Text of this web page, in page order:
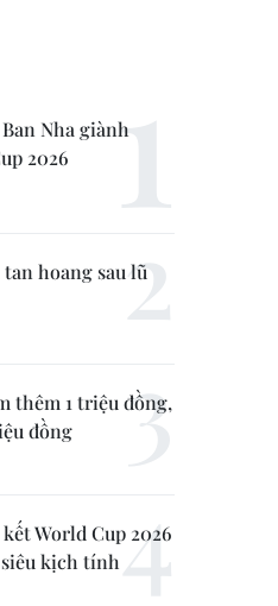
Nha giành
2026
hoang sau lũ
thêm 1 triệu đồng,
đồng
World Cup 2026
kịch tính